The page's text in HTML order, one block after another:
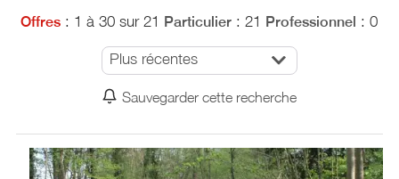
Offres : 1 à 30 sur 21 Particulier : 21 Professionnel : 0
Plus récentes
Sauvegarder cette recherche